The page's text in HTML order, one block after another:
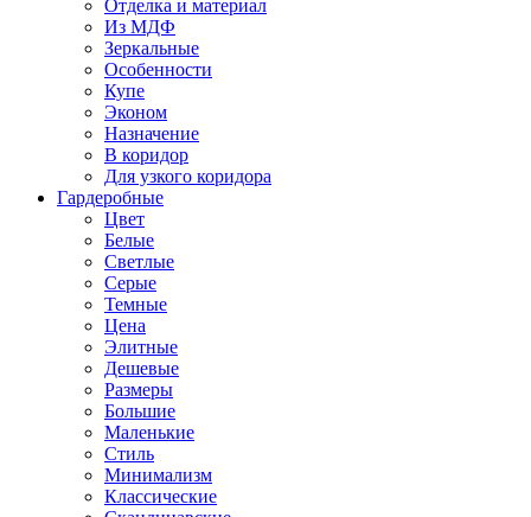
Отделка и материал
Из МДФ
Зеркальные
Особенности
Купе
Эконом
Назначение
В коридор
Для узкого коридора
Гардеробные
Цвет
Белые
Светлые
Серые
Темные
Цена
Элитные
Дешевые
Размеры
Большие
Маленькие
Стиль
Минимализм
Классические